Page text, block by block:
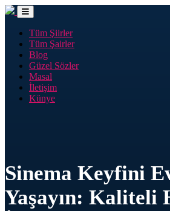
Tüm Şiirler
Tüm Şairler
Blog
Güzel Sözler
Masal
İletişim
Künye
Sinema Keyfini
Yaşayın: Kaliteli